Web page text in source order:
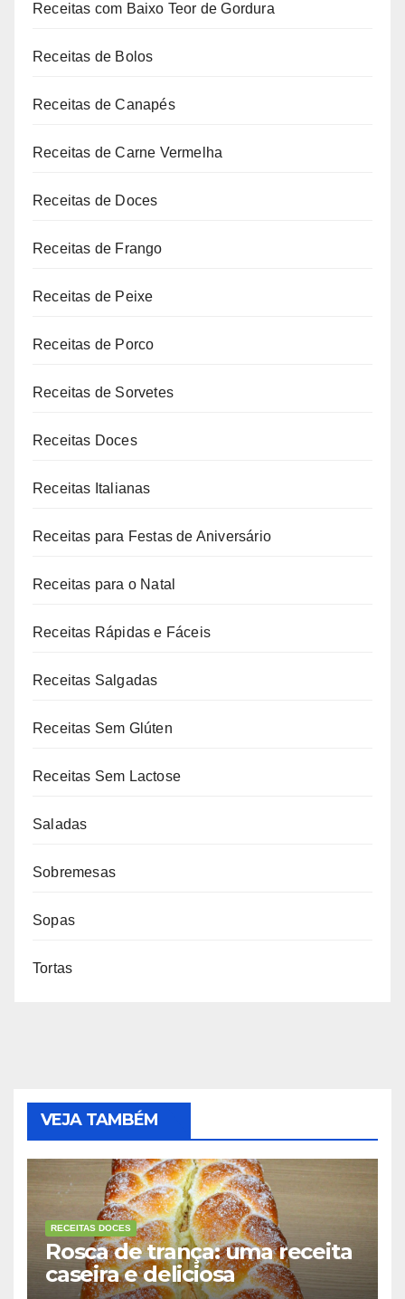
Receitas com Baixo Teor de Gordura
Receitas de Bolos
Receitas de Canapés
Receitas de Carne Vermelha
Receitas de Doces
Receitas de Frango
Receitas de Peixe
Receitas de Porco
Receitas de Sorvetes
Receitas Doces
Receitas Italianas
Receitas para Festas de Aniversário
Receitas para o Natal
Receitas Rápidas e Fáceis
Receitas Salgadas
Receitas Sem Glúten
Receitas Sem Lactose
Saladas
Sobremesas
Sopas
Tortas
VEJA TAMBÉM
RECEITAS DOCES
Rosca de trança: uma receita
caseira e deliciosa